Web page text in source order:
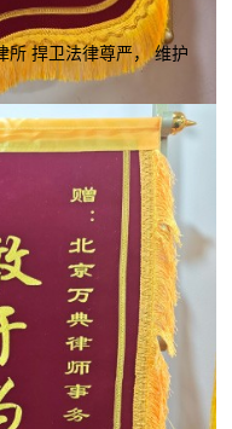
所 捍卫法律尊严， 维护